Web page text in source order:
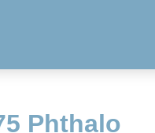
Phthalo